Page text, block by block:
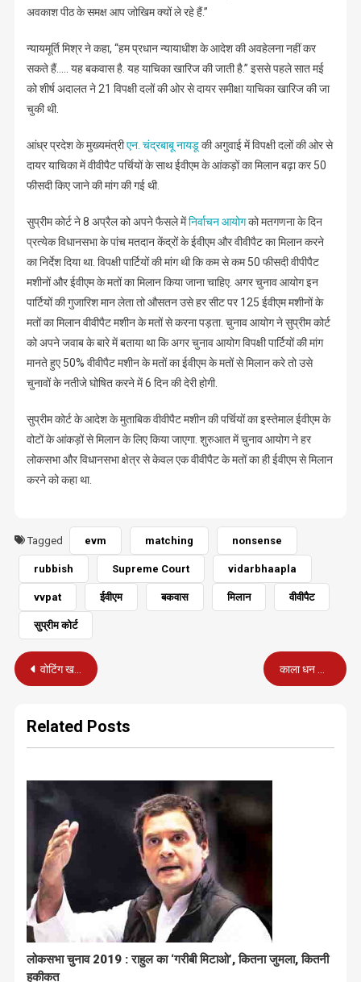
अवकाश पीठ के समक्ष आप जोखिम क्यों ले रहे हैं.”
न्यायमूर्ति मिश्र ने कहा, ‘‘हम प्रधान न्यायाधीश के आदेश की अवहेलना नहीं कर
सकते हैं….. यह बकवास है. यह याचिका खारिज की जाती है.’’ इससे पहले सात मई
को शीर्ष अदालत ने 21 विपक्षी दलों की ओर से दायर समीक्षा याचिका खारिज की जा
चुकी थी.
आंध्र प्रदेश के मुख्यमंत्रीएन. चंद्रबाबू नायडूकी अगुवाई में विपक्षी दलों की ओर से
दायर याचिका में वीवीपैट पर्चियों के साथ ईवीएम के आंकड़ों का मिलान बढ़ा कर 50
फीसदी किए जाने की मांग की गई थी.
सुप्रीम कोर्ट ने 8 अप्रैल को अपने फैसले मेंनिर्वाचन आयोगको मतगणना के दिन
प्रत्येक विधानसभा के पांच मतदान केंद्रों के ईवीएम और वीवीपैट का मिलान करने
का निर्देश दिया था. विपक्षी पार्टियों की मांग थी कि कम से कम 50 फीसदी वीपीपैट
मशीनों और ईवीएम के मतों का मिलान किया जाना चाहिए. अगर चुनाव आयोग इन
पार्टियों की गुजारिश मान लेता तो औसतन उसे हर सीट पर 125 ईवीएम मशीनों के
मतों का मिलान वीवीपैट मशीन के मतों से करना पड़ता. चुनाव आयोग ने सुप्रीम कोर्ट
को अपने जवाब के बारे में बताया था कि अगर चुनाव आयोग विपक्षी पार्टियों की मांग
मानते हुए 50% वीवीपैट मशीन के मतों का ईवीएम के मतों से मिलान करे तो उसे
चुनावों के नतीजे घोषित करने में 6 दिन की देरी होगी.
सुप्रीम कोर्ट के आदेश के मुताबिक वीवीपैट मशीन की पर्चियों का इस्तेमाल ईवीएम के
वोटों के आंकड़ों से मिलान के लिए किया जाएगा. शुरुआत में चुनाव आयोग ने हर
लोकसभा और विधानसभा क्षेत्र से केवल एक वीवीपैट के मतों का ही ईवीएम से मिलान
करने को कहा था.
Tagged evm matching nonsense
rubbish Supreme Court vidarbhaapla
vvpat ईवीएम बकवास मिलान वीवीपैट
सुप्रीम कोर्ट
Post
वोटिंग खत्म, एग्जिट पोल का दौर शुरू
Related Posts
लोकसभा चुनाव 2019 : राहुल का ‘गरीबी मिटाओ’, कितना जुमला, कितनी
हकीकत